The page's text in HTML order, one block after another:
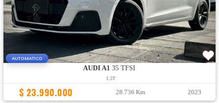
AUTOMATICO
AUDI A1 35 TFSI
1.5T
$ 23.990.000 28.736 Km 2023